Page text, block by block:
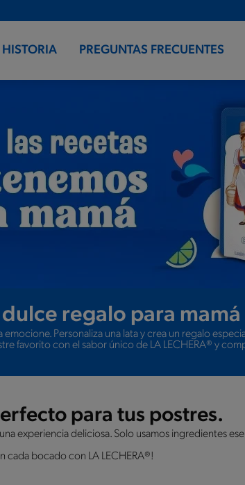
HISTORIA PREGUNTAS FRECUENTES
regalo para mamá
Personaliza una lata y crea un regalo
favorito con el sabor único de LA LECHERA® y
para tus postres.
experiencia deliciosa. Solo usamos ingredientes
cada bocado con LA LECHERA®!